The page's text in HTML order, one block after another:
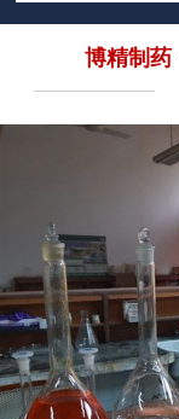
博精制药